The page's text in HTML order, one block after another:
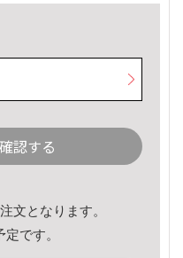
認する
文となります。
です。